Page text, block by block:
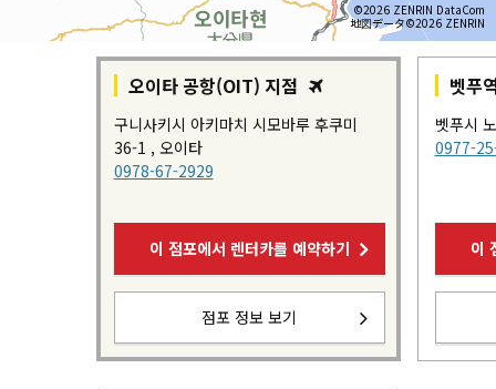
오이타 공항(OIT) 지점
구니사키시 아키마치 시모바루 후쿠미
36-1 , 오이타
0978-67-2929
이 점포에서 렌터카를 예약하기
점포 정보 보기
벳푸
벳푸시
0977-
이
©2026 ZENRIN DataCom
地図データ©2026 ZENRIN